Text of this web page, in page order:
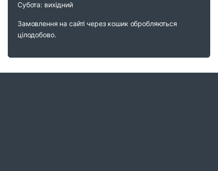
Субота: вихідний
Замовлення на сайті через кошик обробляються
цілодобово.